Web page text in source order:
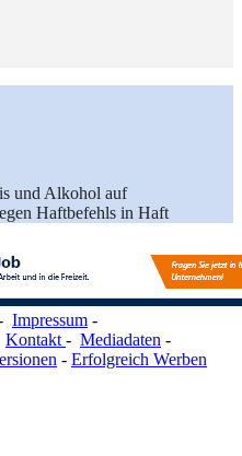
und Alkohol auf
Haftbefehls in Haft
Impressum -
Kontakt - Mediadaten -
- Erfolgreich Werben